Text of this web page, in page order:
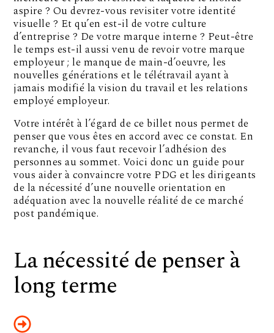
aspire ? Ou devrez-vous revisiter votre identité
visuelle ? Et qu’en est-il de votre culture
d’entreprise ? De votre marque interne ? Peut-être
le temps est-il aussi venu de revoir votre marque
employeur ; le manque de main-d’oeuvre, les
nouvelles générations et le télétravail ayant à
jamais modifié la vision du travail et les relations
employé employeur.
Votre intérêt à l’égard de ce billet nous permet de
penser que vous êtes en accord avec ce constat. En
revanche, il vous faut recevoir l’adhésion des
personnes au sommet. Voici donc un guide pour
vous aider à convaincre votre PDG et les dirigeants
de la nécessité d’une nouvelle orientation en
adéquation avec la nouvelle réalité de ce marché
post pandémique.
La nécessité de penser à
long terme